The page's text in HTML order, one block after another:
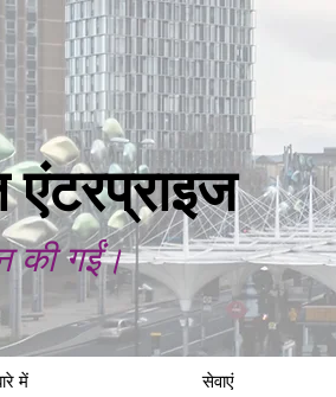
की गईं।
में सेवाएं